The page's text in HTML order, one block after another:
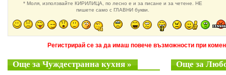
* Моля, използвайте КИРИЛИЦА, по лесно е и за писане и за четене. НЕ
пишете само с ГЛАВНИ букви.
Регистрирай се за да имаш повече възможности при
Още за Чуждестранна кухня » Още за